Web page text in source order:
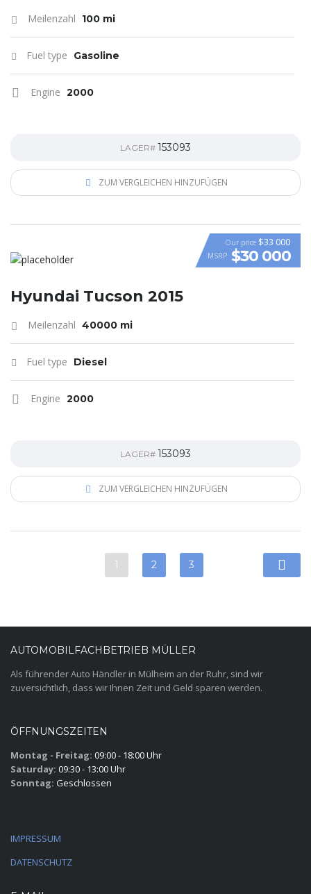
Meilenzahl 100 mi
Fuel type Gasoline
Engine 2000
LAGER# 153093
ZUM VERGLEICHEN HINZUFÜGEN
VIDEO
Our price $33 000
MSRP $30 000
Hyundai Tucson 2015
Meilenzahl 40000 mi
Fuel type Diesel
Engine 2000
LAGER# 153093
ZUM VERGLEICHEN HINZUFÜGEN
1 2 3
AUTOMOBILFACHBETRIEB MÜLLER
Als führender Auto Händler in Mülheim an der Ruhr, sind wir
zuversichtlich, dass wir Ihnen Zeit und Geld sparen werden.
ÖFFNUNGSZEITEN
Montag - Freitag: 09:00 - 18:00 Uhr
Saturday: 09:30 - 13:00 Uhr
Sonntag: Geschlossen
IMPRESSUM
DATENSCHUTZ